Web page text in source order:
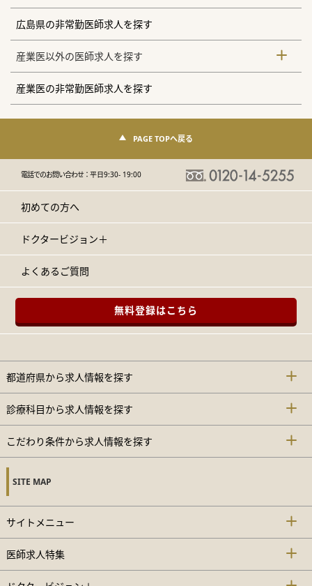
広島県の非常勤医師求人を探す
産業医以外の医師求人を探す
産業医の非常勤医師求人を探す
PAGE TOPへ戻る
電話でのお問い合わせ：平日9:30- 19:00
初めての方へ
ドクタービジョン＋
よくあるご質問
無料登録はこちら
都道府県から求人情報を探す
診療科目から求人情報を探す
こだわり条件から求人情報を探す
SITE MAP
サイトメニュー
医師求人特集